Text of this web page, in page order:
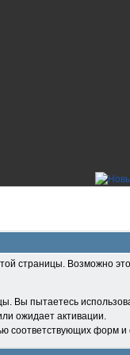
страницы. Возможно
Вы пытаетесь
ожидает активации.
соответствующих форм и